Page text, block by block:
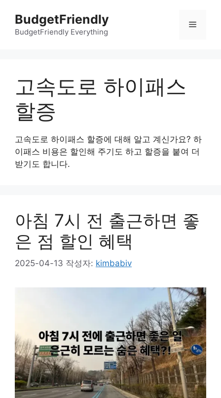
BudgetFriendly
BudgetFriendly Everything
메
고속도로 하이패스
할증
고속도로 하이패스 할증에 대해 알고 계신가요? 하
이패스 비용은 할인해 주기도 하고 할증을 붙여 더
받기도 합니다.
아침 7시 전 출근하면 좋
은 점 할인 혜택
2025-04-13 작성자: kimbabiv